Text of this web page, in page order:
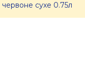
сухе 0.75л